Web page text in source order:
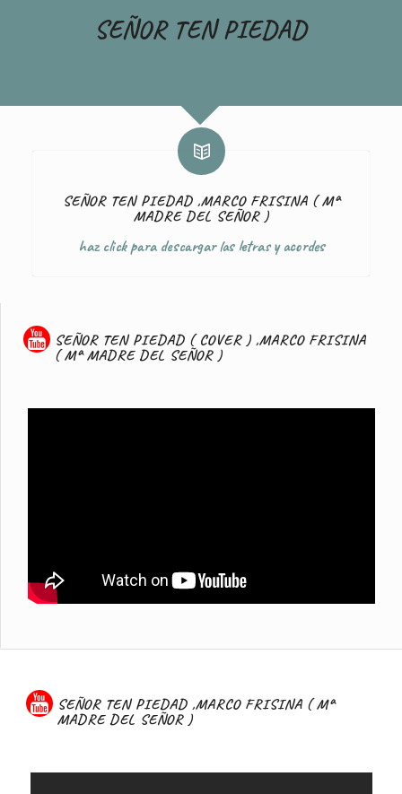
SEÑOR TEN PIEDAD
SEÑOR TEN PIEDAD ,MARCO FRISINA ( Mª
MADRE DEL SEÑOR )
haz click para descargar las letras y acordes
SEÑOR TEN PIEDAD ( COVER ) ,MARCO FRISINA
( Mª MADRE DEL SEÑOR )
SEÑOR TEN PIEDAD ,MARCO FRISINA ( Mª
MADRE DEL SEÑOR )